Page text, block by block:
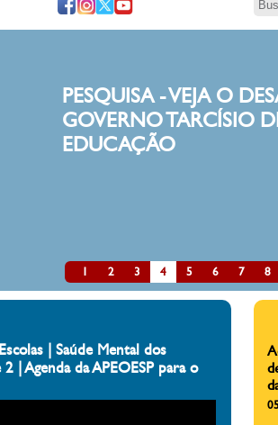
1 2 3 4 5 6 7 8
PESQUISA - VEJA O
GOVERNO TARCÍSIO
EDUCAÇÃO
| Saúde Mental dos
| Agenda da APEOESP para o